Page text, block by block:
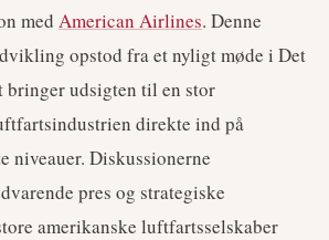
med American Airlines. Denne
opstod fra et nyligt møde i Det
udsigten til en stor
direkte ind på
niveauer. Diskussionerne
pres og strategiske
amerikanske luftfartsselskaber